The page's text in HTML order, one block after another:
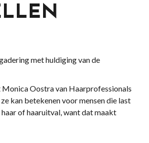
met huldiging van de
Oostra van Haarprofessionals
kan betekenen voor mensen die last
of haaruitval, want dat maakt